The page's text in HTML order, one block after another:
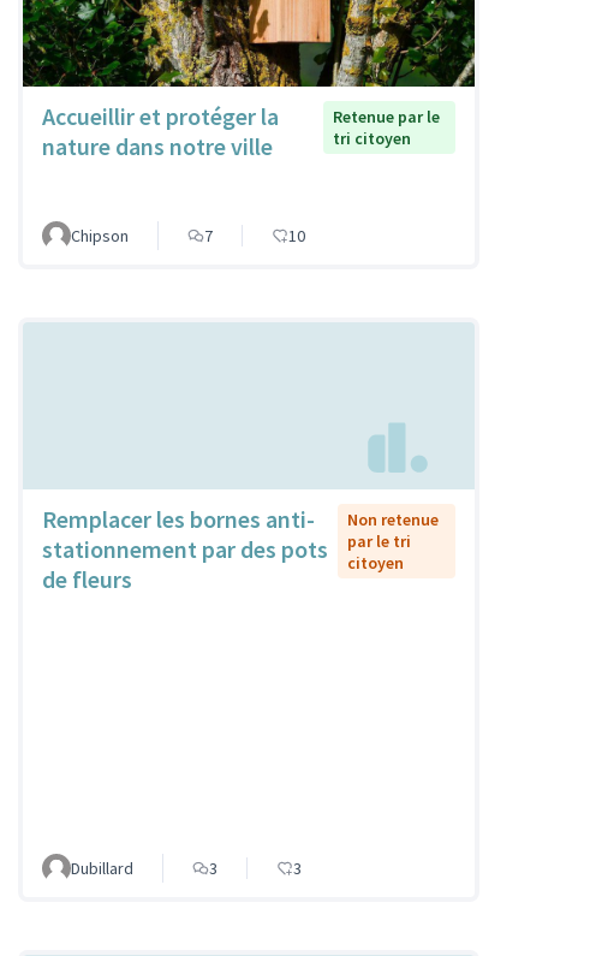
Accueillir et protéger la
nature dans notre ville
Retenue par le
tri citoyen
Chipson 7 10
Remplacer les bornes anti-
stationnement par des pots
de fleurs
Non retenue
par le tri
citoyen
Dubillard 3 3